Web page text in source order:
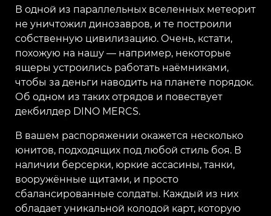
В одной из параллельных вселенных метеорит
не уничтожил динозавров, и те построили
собственную цивилизацию. Очень, кстати,
похожую на нашу — например, некоторые
ящеры устроились работать наёмниками,
чтобы за деньги наводить на планете порядок.
Об одном из таких отрядов и повествует
декбилдер DINO MERCS.
В вашем распоряжении окажется несколько
юнитов, подходящих под любой стиль боя. В
наличии берсерки, юркие ассасины, танки,
вооружённые щитами, и просто
сбалансированные солдаты. Каждый из них
обладает уникальной колодой карт, которую